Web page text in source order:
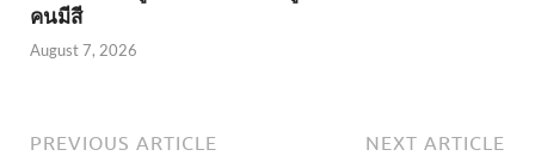
คนมีสี
August 7, 2026
PREVIOUS ARTICLE NEXT ARTICLE